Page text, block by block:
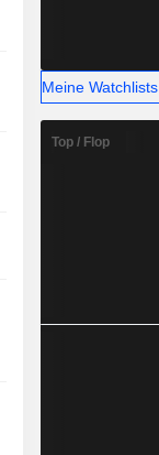
Meine Watchlists
Top / Flop